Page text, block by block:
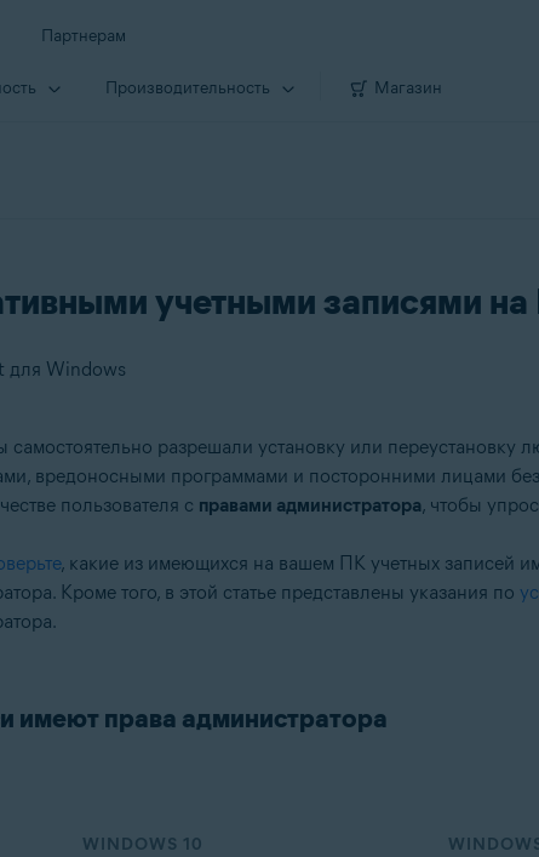
Партнерам
Производи­тельность Магазин
учетными записями
для Windows
Education
— 32- или 64-разрядная версия
/ Professional / Enterprise / Ultimate — SP 2, 32- или 64-разрядная
разрешали установку или переустановку
вредоносными программами и посторонними лицами
пользователя с правами администратора, чтобы
, какие из имеющихся на вашем ПК учетных записей
Кроме того, в этой статье представлены указания по
имеют права администратора
WINDOWS 10